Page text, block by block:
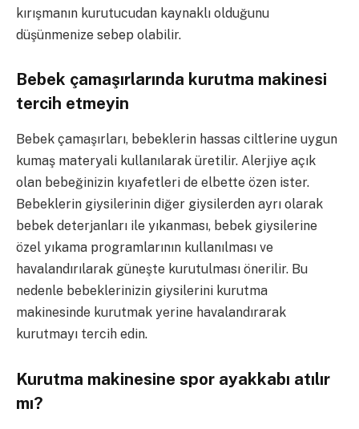
kırışmanın kurutucudan kaynaklı olduğunu
düşünmenize sebep olabilir.
Bebek çamaşırlarında kurutma makinesi
tercih etmeyin
Bebek çamaşırları, bebeklerin hassas ciltlerine uygun
kumaş materyali kullanılarak üretilir. Alerjiye açık
olan bebeğinizin kıyafetleri de elbette özen ister.
Bebeklerin giysilerinin diğer giysilerden ayrı olarak
bebek deterjanları ile yıkanması, bebek giysilerine
özel yıkama programlarının kullanılması ve
havalandırılarak güneşte kurutulması önerilir. Bu
nedenle bebeklerinizin giysilerini kurutma
makinesinde kurutmak yerine havalandırarak
kurutmayı tercih edin.
Kurutma makinesine spor ayakkabı atılır
mı?